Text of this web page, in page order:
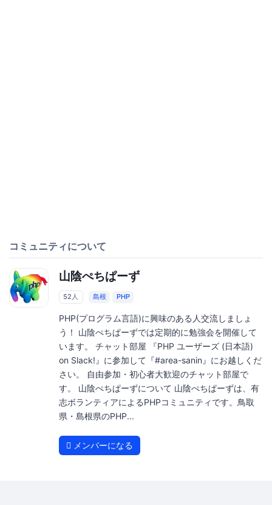
コミュニティについて
山陰ぺちぱーず
52人 島根 PHP
PHP(プログラム言語)に興味のある人交流しましょ
う！ 山陰ぺちぱーずでは定期的に勉強会を開催して
います。 チャット部屋 『PHP ユーザーズ (日本語)
on Slack!』に参加して『#area-sanin』にお越しくだ
さい。 自由参加・初心者大歓迎のチャット部屋で
す。 山陰ぺちぱーずについて 山陰ぺちぱーずは、有
志ボランティアによるPHPコミュニティです。鳥取
県・島根県のPHP...
メンバーになる